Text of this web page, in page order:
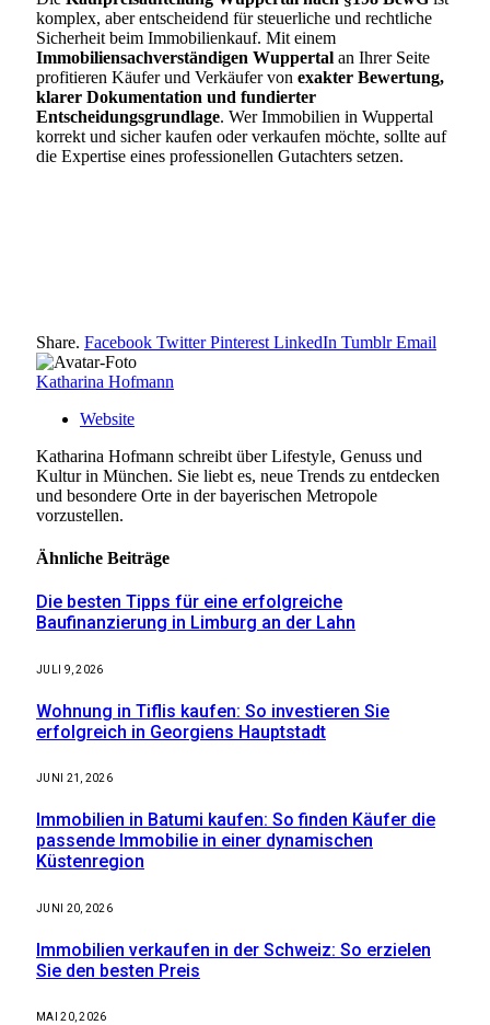
komplex, aber entscheidend für steuerliche und rechtliche
Sicherheit beim Immobilienkauf. Mit einem
Immobiliensachverständigen Wuppertal an Ihrer Seite
profitieren Käufer und Verkäufer von exakter Bewertung,
klarer Dokumentation und fundierter
Entscheidungsgrundlage. Wer Immobilien in Wuppertal
korrekt und sicher kaufen oder verkaufen möchte, sollte auf
die Expertise eines professionellen Gutachters setzen.
Share. Facebook Twitter Pinterest LinkedIn Tumblr Email
Katharina Hofmann
Website
Katharina Hofmann schreibt über Lifestyle, Genuss und
Kultur in München. Sie liebt es, neue Trends zu entdecken
und besondere Orte in der bayerischen Metropole
vorzustellen.
Ähnliche Beiträge
Die besten Tipps für eine erfolgreiche
Baufinanzierung in Limburg an der Lahn
JULI 9, 2026
Wohnung in Tiflis kaufen: So investieren Sie
erfolgreich in Georgiens Hauptstadt
JUNI 21, 2026
Immobilien in Batumi kaufen: So finden Käufer die
passende Immobilie in einer dynamischen
Küstenregion
JUNI 20, 2026
Immobilien verkaufen in der Schweiz: So erzielen
Sie den besten Preis
MAI 20, 2026